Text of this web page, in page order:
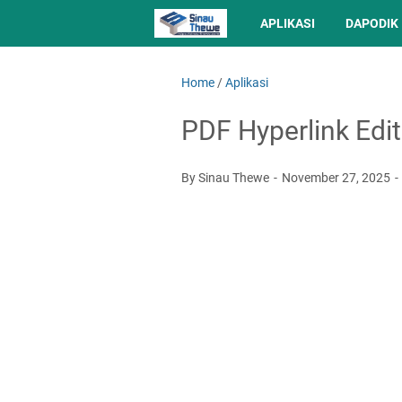
APLIKASI DAPODIK
Home /Aplikasi
PDF Hyperlink
By Sinau Thewe November 27, 2025